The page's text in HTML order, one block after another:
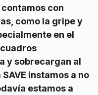
con
como la gripe y
en el
y sobrecargan al
instamos a no
estamos a